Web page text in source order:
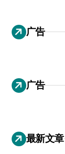
广告
广告
最新文章